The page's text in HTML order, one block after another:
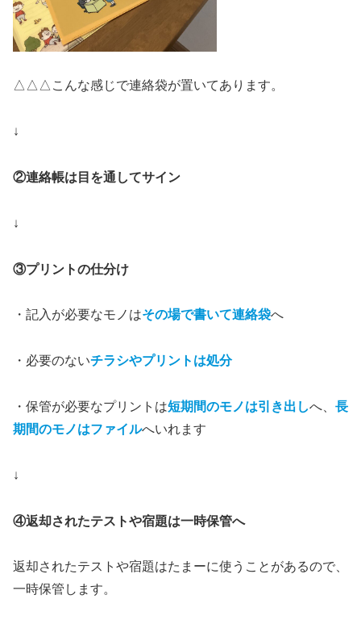
△△△こんな感じで連絡袋が置いてあります。
↓
②連絡帳は目を通してサイン
↓
③プリントの仕分け
・記入が必要なモノはその場で書いて連絡袋へ
・必要のないチラシやプリントは処分
・保管が必要なプリントは短期間のモノは引き出しへ、 長
期間のモノはファイルへいれます
↓
④返却されたテストや宿題は一時保管へ
返却されたテストや宿題はたまーに使うことがあるので、
一時保管します。